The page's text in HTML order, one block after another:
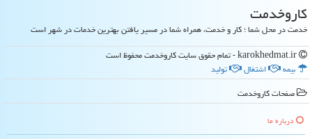
كاروخدمت
خدمت در محل شما ؛ کار و خدمت، همراه شما در مسیر یافتن بهترین خدمات در شهر است
بیمه
اشتغال
تولید
صفحات كاروخدمت
درباره ما